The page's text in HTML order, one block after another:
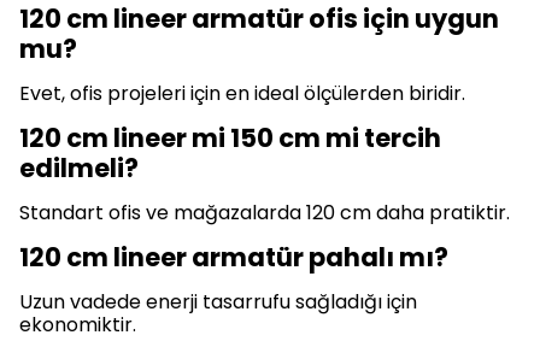
120 cm lineer armatür ofis için uygun
mu?
Evet, ofis projeleri için en ideal ölçülerden biridir.
120 cm lineer mi 150 cm mi tercih
edilmeli?
Standart ofis ve mağazalarda 120 cm daha pratiktir.
120 cm lineer armatür pahalı mı?
Uzun vadede enerji tasarrufu sağladığı için
ekonomiktir.